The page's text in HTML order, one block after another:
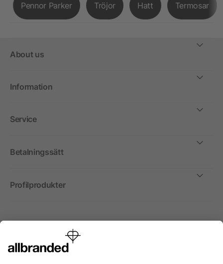
Pennor Parker Tröjor Hatt Termosar
About us
Information
Service
Betalningssätt
Profilprodukter
Internationellt